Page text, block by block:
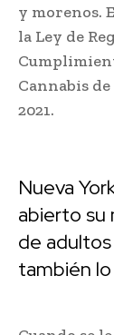
y morenos.
la Ley de
Cannabis
2021.
Nueva
abierto su
de
también